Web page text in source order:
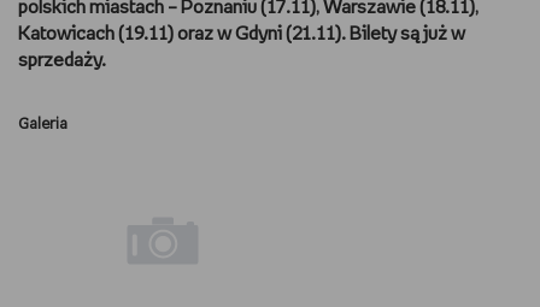
polskich miastach – Poznaniu (17.11), Warszawie (18.11),
Katowicach (19.11) oraz w Gdyni (21.11). Bilety są już w
sprzedaży.
Galeria